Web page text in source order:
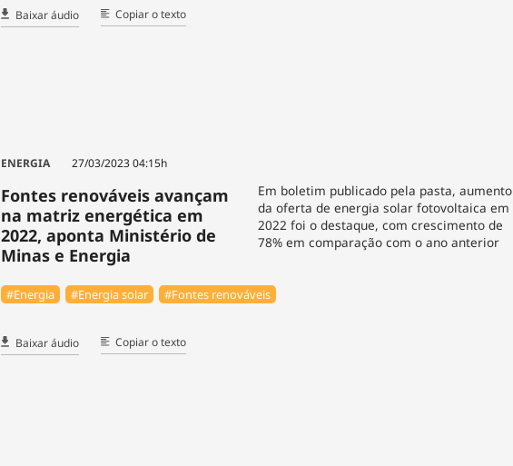
Baixar áudio Copiar o texto
ENERGIA 27/03/2023 04:15h
Fontes renováveis avançam
na matriz energética em
2022, aponta Ministério de
Minas e Energia
Em boletim publicado pela pasta, aumento
da oferta de energia solar fotovoltaica em
2022 foi o destaque, com crescimento de
78% em comparação com o ano anterior
#Energia #Energia solar #Fontes renováveis
Baixar áudio Copiar o texto